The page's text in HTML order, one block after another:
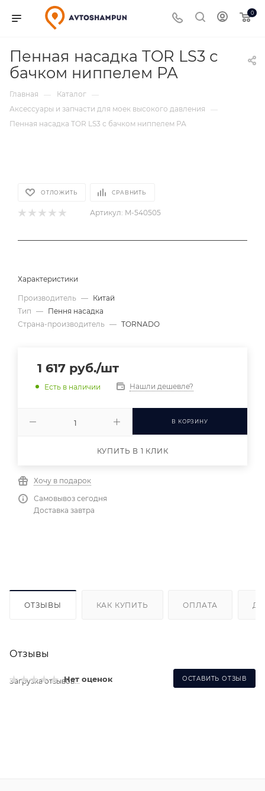
0
Пенная насадка TOR LS3 с
бачком ниппелем РА
Главная — Каталог —
Аксессуары и запчасти для моек высокого давления
—
Пенная насадка TOR LS3 с бачком ниппелем РА
ОТЛОЖИТЬ СРАВНИТЬ
Артикул: M-540505
Характеристики
Производитель — Китай
Тип — Пення насадка
Страна-производитель — TORNADO
1 617 руб./шт
Есть в наличии Нашли дешевле?
В КОРЗИНУ
КУПИТЬ В 1 КЛИК
Хочу в подарок
Самовывоз сегодня
Доставка завтра
ОТЗЫВЫ КАК КУПИТЬ ОПЛАТА
Отзывы
Нет оценок ОСТАВИТЬ ОТЗЫВ
Загрузка отзывов...